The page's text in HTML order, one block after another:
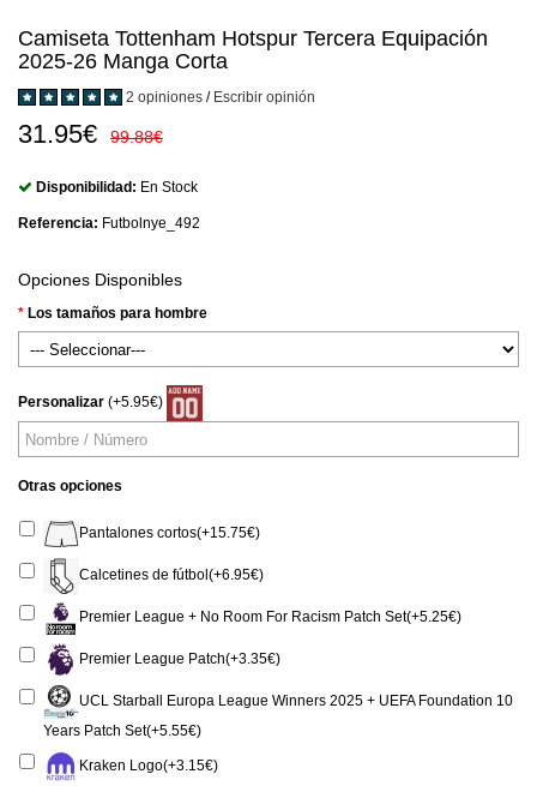
Camiseta Tottenham Hotspur Tercera Equipación
2025-26 Manga Corta
2 opiniones / Escribir opinión
31.95€ 99.88€
Disponibilidad: En Stock
Referencia: Futbolnye_492
Opciones Disponibles
Los tamaños para hombre
Personalizar (+5.95€)
Otras opciones
Pantalones cortos(+15.75€)
Calcetines de fútbol(+6.95€)
Premier League + No Room For Racism Patch Set(+5.25€)
Premier League Patch(+3.35€)
UCL Starball Europa League Winners 2025 + UEFA Foundation 10
Years Patch Set(+5.55€)
Kraken Logo(+3.15€)